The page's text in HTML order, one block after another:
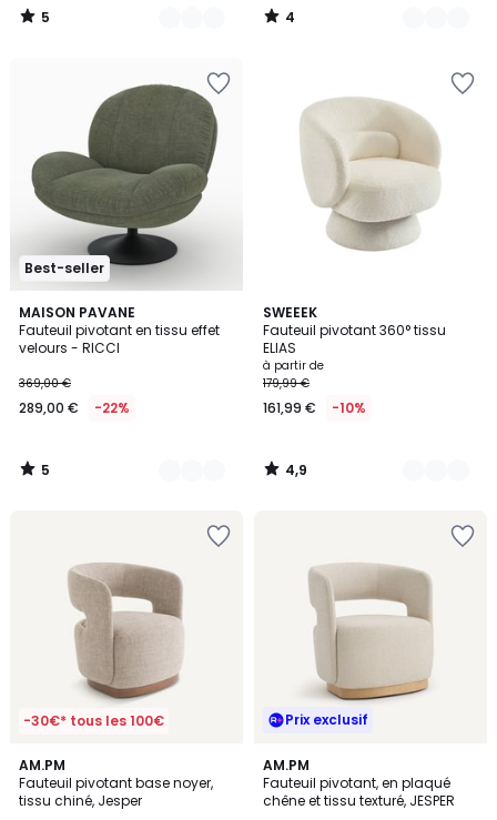
programme
209,44
€.
5
/
4
/
Best-seller
MAISON PAVANE
Fauteuil pivotant en tissu effet
velours - RICCI
369,00 €
289,00 € -22%
5
/
5
4
Couleurs
5
/
SWEEEK
Fauteuil pivotant 360° tissu
ELIAS
à partir de
179,99 €
161,99 € -10%
4,9
/ 5
4
Couleurs
4,9
/
-30€* tous les 100€
AM.PM
Fauteuil pivotant base noyer,
tissu chiné, Jesper
4,7
/ 5
2
Couleurs
Prix exclusif
AM.PM
Fauteuil pivotant, en plaqué
chêne et tissu texturé, JESPER